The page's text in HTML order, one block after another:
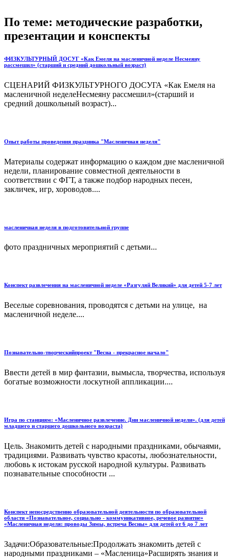
По теме: методические разработки,
презентации и конспекты
ФИЗКУЛЬТУРНЫЙ ДОСУГ «Как Емеля на масленичной неделе Несмеяну
рассмешил» (старший и средний дошкольный возраст)
СЦЕНАРИЙ ФИЗКУЛЬТУРНОГО ДОСУГА «Как Емеля на
масленичной неделеНесмеяну рассмешил»(старший и
средний дошкольный возраст)...
Опыт работы проведения праздника "Масленичная неделя"
Материалы содержат информацию о каждом дне масленичной
недели, планирование совместной деятельности в
соответствии с ФГТ, а также подбор народных песен,
закличек, игр, хороводов....
масленичная неделя в подготовительной группе
фото праздничных мероприятий с детьми...
Конспект развлечения на масленичной неделе «Разгуляй Великий» для детей 5-7 лет
Веселые соревнования, проводятся с детьми на улице, на
масленичной неделе....
Познавательно-творческийпроект "Весна - прекрасное начало"
Ввести детей в мир фантазии, вымысла, творчества, используя
богатые возможности лоскутной аппликации....
Игра по станциям: «Масленичное развлечение. Дни масленичной недели». (для детей
младшего и старшего дошкольного возраста)
Цель. Знакомить детей с народными праздниками, обычаями,
традициями. Развивать чувство красоты, любознательности,
любовь к истокам русской народной культуры. Развивать
познавательные способности ...
Конспект непосредственно образовательной деятельности по образовательной
области «Познавательное, социально - коммуникативное, речевое развитие»
«Масленичная неделя: проводы Зимы, встреча Весны» для детей от 6 до 7 лет
Задачи:Образовательные:Продолжать знакомить детей с
народными праздниками – «Масленица»Расширять знания и